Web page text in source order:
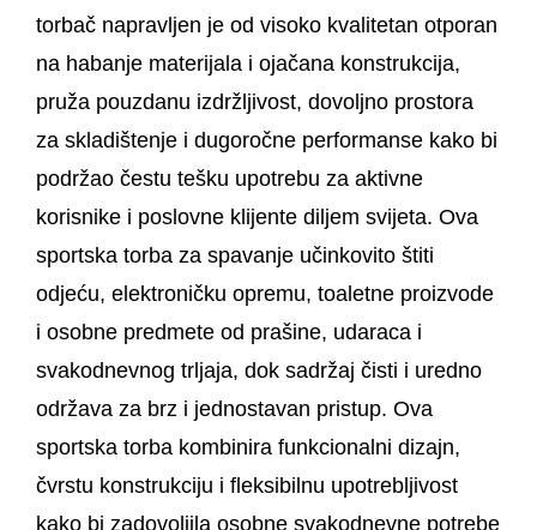
torbač napravljen je od visoko kvalitetan otporan
na habanje materijala i ojačana konstrukcija,
pruža pouzdanu izdržljivost, dovoljno prostora
za skladištenje i dugoročne performanse kako bi
podržao čestu tešku upotrebu za aktivne
korisnike i poslovne klijente diljem svijeta. Ova
sportska torba za spavanje učinkovito štiti
odjeću, elektroničku opremu, toaletne proizvode
i osobne predmete od prašine, udaraca i
svakodnevnog trljaja, dok sadržaj čisti i uredno
održava za brz i jednostavan pristup. Ova
sportska torba kombinira funkcionalni dizajn,
čvrstu konstrukciju i fleksibilnu upotrebljivost
kako bi zadovoljila osobne svakodnevne potrebe